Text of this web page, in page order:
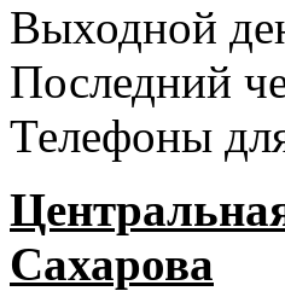
Выходной
Последний
Телефоны
Сахарова